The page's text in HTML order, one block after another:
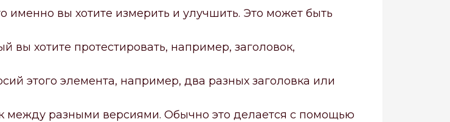
именно вы хотите измерить и улучшить. Это может быть
вы хотите протестировать, например, заголовок,
этого элемента, например, два разных заголовка или
между разными версиями. Обычно это делается с помощью